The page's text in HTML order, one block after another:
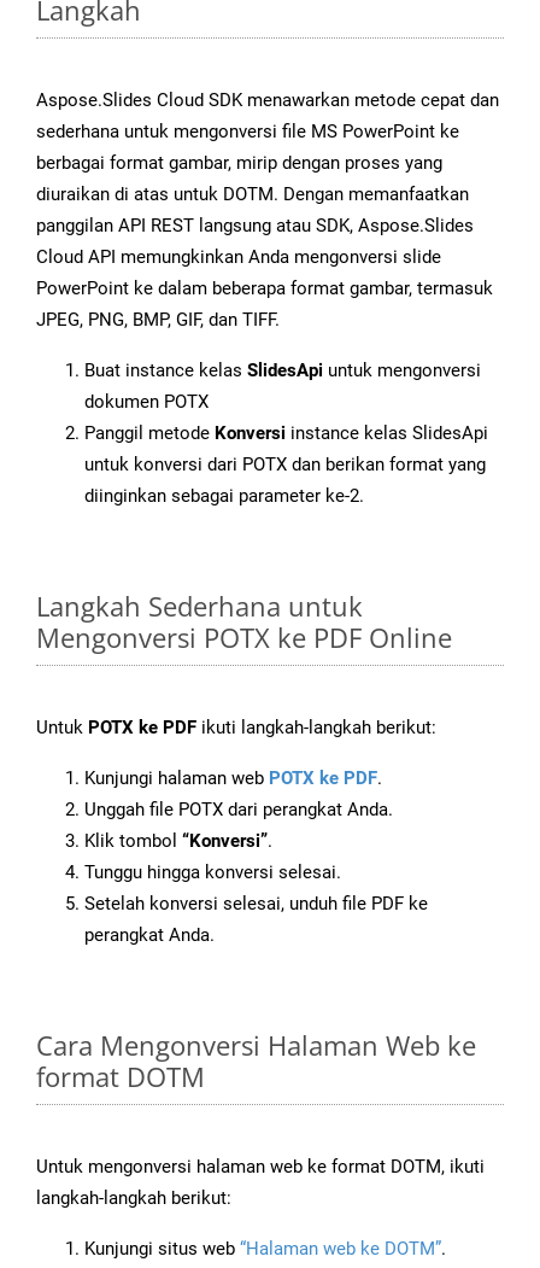
Langkah
Aspose.Slides Cloud SDK menawarkan metode cepat dan
sederhana untuk mengonversi file MS PowerPoint ke
berbagai format gambar, mirip dengan proses yang
diuraikan di atas untuk DOTM. Dengan memanfaatkan
panggilan API REST langsung atau SDK, Aspose.Slides
Cloud API memungkinkan Anda mengonversi slide
PowerPoint ke dalam beberapa format gambar, termasuk
JPEG, PNG, BMP, GIF, dan TIFF.
Buat instance kelas SlidesApi untuk mengonversi
dokumen POTX
Panggil metode Konversi instance kelas SlidesApi
untuk konversi dari POTX dan berikan format yang
diinginkan sebagai parameter ke-2.
Langkah Sederhana untuk
Mengonversi POTX ke PDF Online
Untuk POTX ke PDF ikuti langkah-langkah berikut:
Kunjungi halaman web POTX ke PDF.
Unggah file POTX dari perangkat Anda.
Klik tombol “Konversi”.
Tunggu hingga konversi selesai.
Setelah konversi selesai, unduh file PDF ke
perangkat Anda.
Cara Mengonversi Halaman Web ke
format DOTM
Untuk mengonversi halaman web ke format DOTM, ikuti
langkah-langkah berikut:
Kunjungi situs web “Halaman web ke DOTM”.